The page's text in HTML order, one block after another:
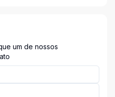
um de nossos